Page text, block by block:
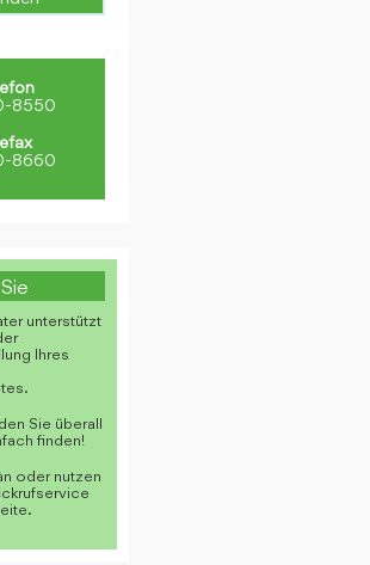
8550
8660
unterstützt
Ihres
Sie überall
finden!
oder nutzen